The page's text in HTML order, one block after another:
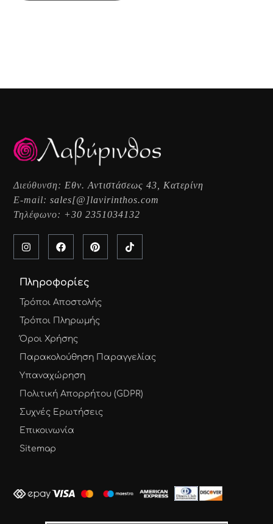
Διεύθυνση: Εθν. Αντιστάσεως 43, Κατερίνη
E-mail:sales[@]lavirinthos.com
Τηλέφωνο: +30 2351034132
Πληροφορίες
Τρόποι Αποστολής
Τρόποι Πληρωμής
Όροι Χρήσης
Παρακολούθηση Παραγγελίας
Υπαναχώρηση
Πολιτική Απορρήτου (GDPR)
Συχνές Ερωτήσεις
Επικοινωνία
Sitemap